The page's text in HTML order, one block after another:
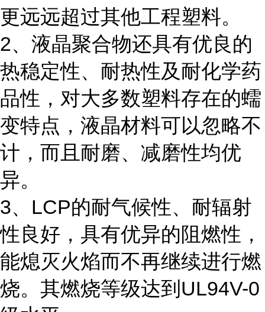
更远远超过其他工程塑料。
2、液晶聚合物还具有优良的
热稳定性、耐热性及耐化学药
品性，对大多数塑料存在的蠕
变特点，液晶材料可以忽略不
计，而且耐磨、减磨性均优
异。
3、LCP的耐气候性、耐辐射
性良好，具有优异的阻燃性，
能熄灭火焰而不再继续进行燃
烧。其燃烧等级达到UL94V-0